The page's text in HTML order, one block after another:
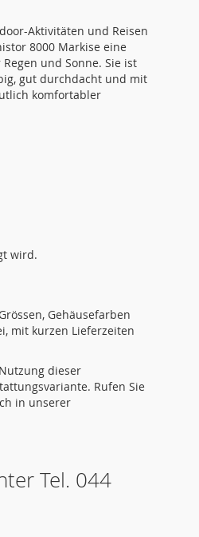
Aktivitäten und Reisen
8000 Markise eine
und Sonne. Sie ist
gut durchdacht und mit
komfortabler
wird.
Gehäusefarben
mit kurzen Lieferzeiten
dieser
Rufen Sie
in unserer
Tel. 044